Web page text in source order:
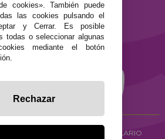
ECOLÓGICA Y HERBOLARIO
cookies». También puede
las cookies pulsando el
y Cerrar. Es posible
todas o seleccionar algunas
mediante el botón
Rechazar